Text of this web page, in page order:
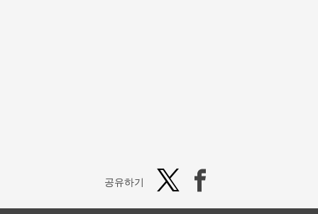
공유하기